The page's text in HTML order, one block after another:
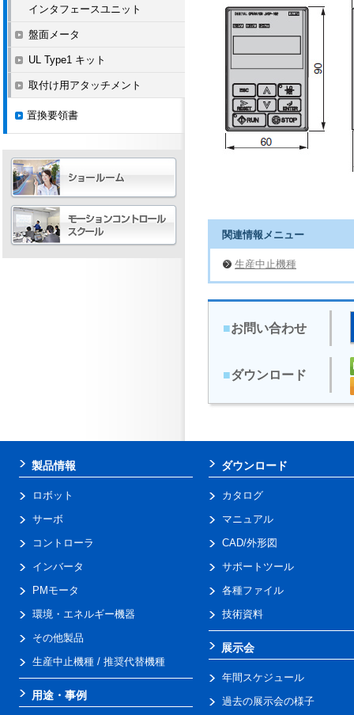
関連情報メニュー
生産中止機種
■お問い合わせ
■ダウンロード
インタフェースユニット
盤面メータ
UL Type1 キット
取付け用アタッチメント
置換要領書
製品情報
ロボット
サーボ
コントローラ
インバータ
PMモータ
環境・エネルギー機器
その他製品
生産中止機種 / 推奨代替機種
用途・事例
ダウンロード
カタログ
マニュアル
CAD/外形図
サポートツール
各種ファイル
技術資料
展示会
年間スケジュール
過去の展示会の様子